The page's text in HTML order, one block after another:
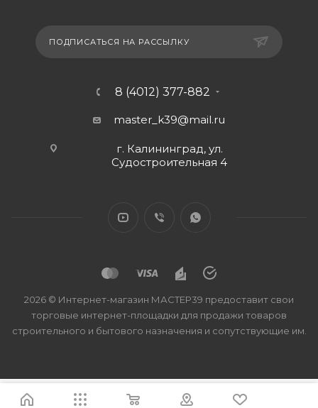
ПОДПИСАТЬСЯ НА РАССЫЛКУ
8 (4012) 377-882
master_k39@mail.ru
г. Калининград, ул.
Судостроительная 4
2026 © Интернет-магазин МАСТЕР39 предоставит свои
торговые интернет-площадки для продажи товаров
строительного и бытового назначения и сопутствующие им.